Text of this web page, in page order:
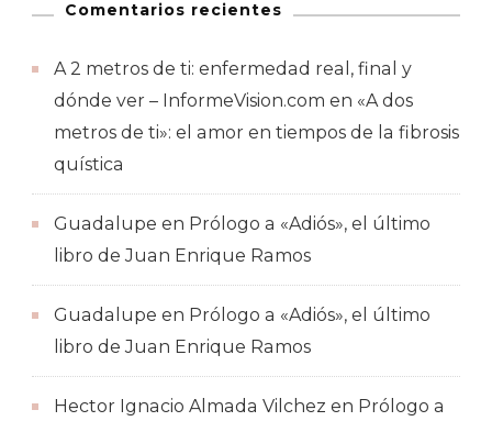
Comentarios recientes
A 2 metros de ti: enfermedad real, final y
dónde ver – InformeVision.com en «A dos
metros de ti»: el amor en tiempos de la fibrosis
quística
Guadalupe en Prólogo a «Adiós», el último
libro de Juan Enrique Ramos
Guadalupe en Prólogo a «Adiós», el último
libro de Juan Enrique Ramos
Hector Ignacio Almada Vilchez en Prólogo a